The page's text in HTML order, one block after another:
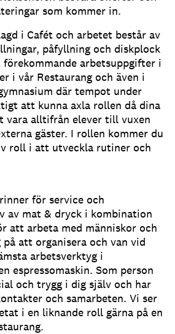
som kommer in.
i Cafét och arbetet består av
påfyllning och diskplock
arbetsuppgifter i
i vår Restaurang och även i
där tempot under
att kunna axla rollen då dina
vara alltifrån elever till vuxen
gäster. I rollen kommer du
roll i att utveckla rutiner och
för service och
av mat & dryck i kombination
att arbeta med människor och
att organisera och van vid
arbetsverktyg i
espressomaskin. Som person
och trygg i dig själv och har
och samarbeten. Vi ser
i en liknande roll gärna på en